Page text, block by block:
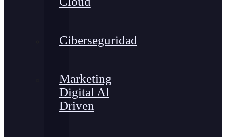
Ciberseguridad
Marketing
Digital Al
Driven